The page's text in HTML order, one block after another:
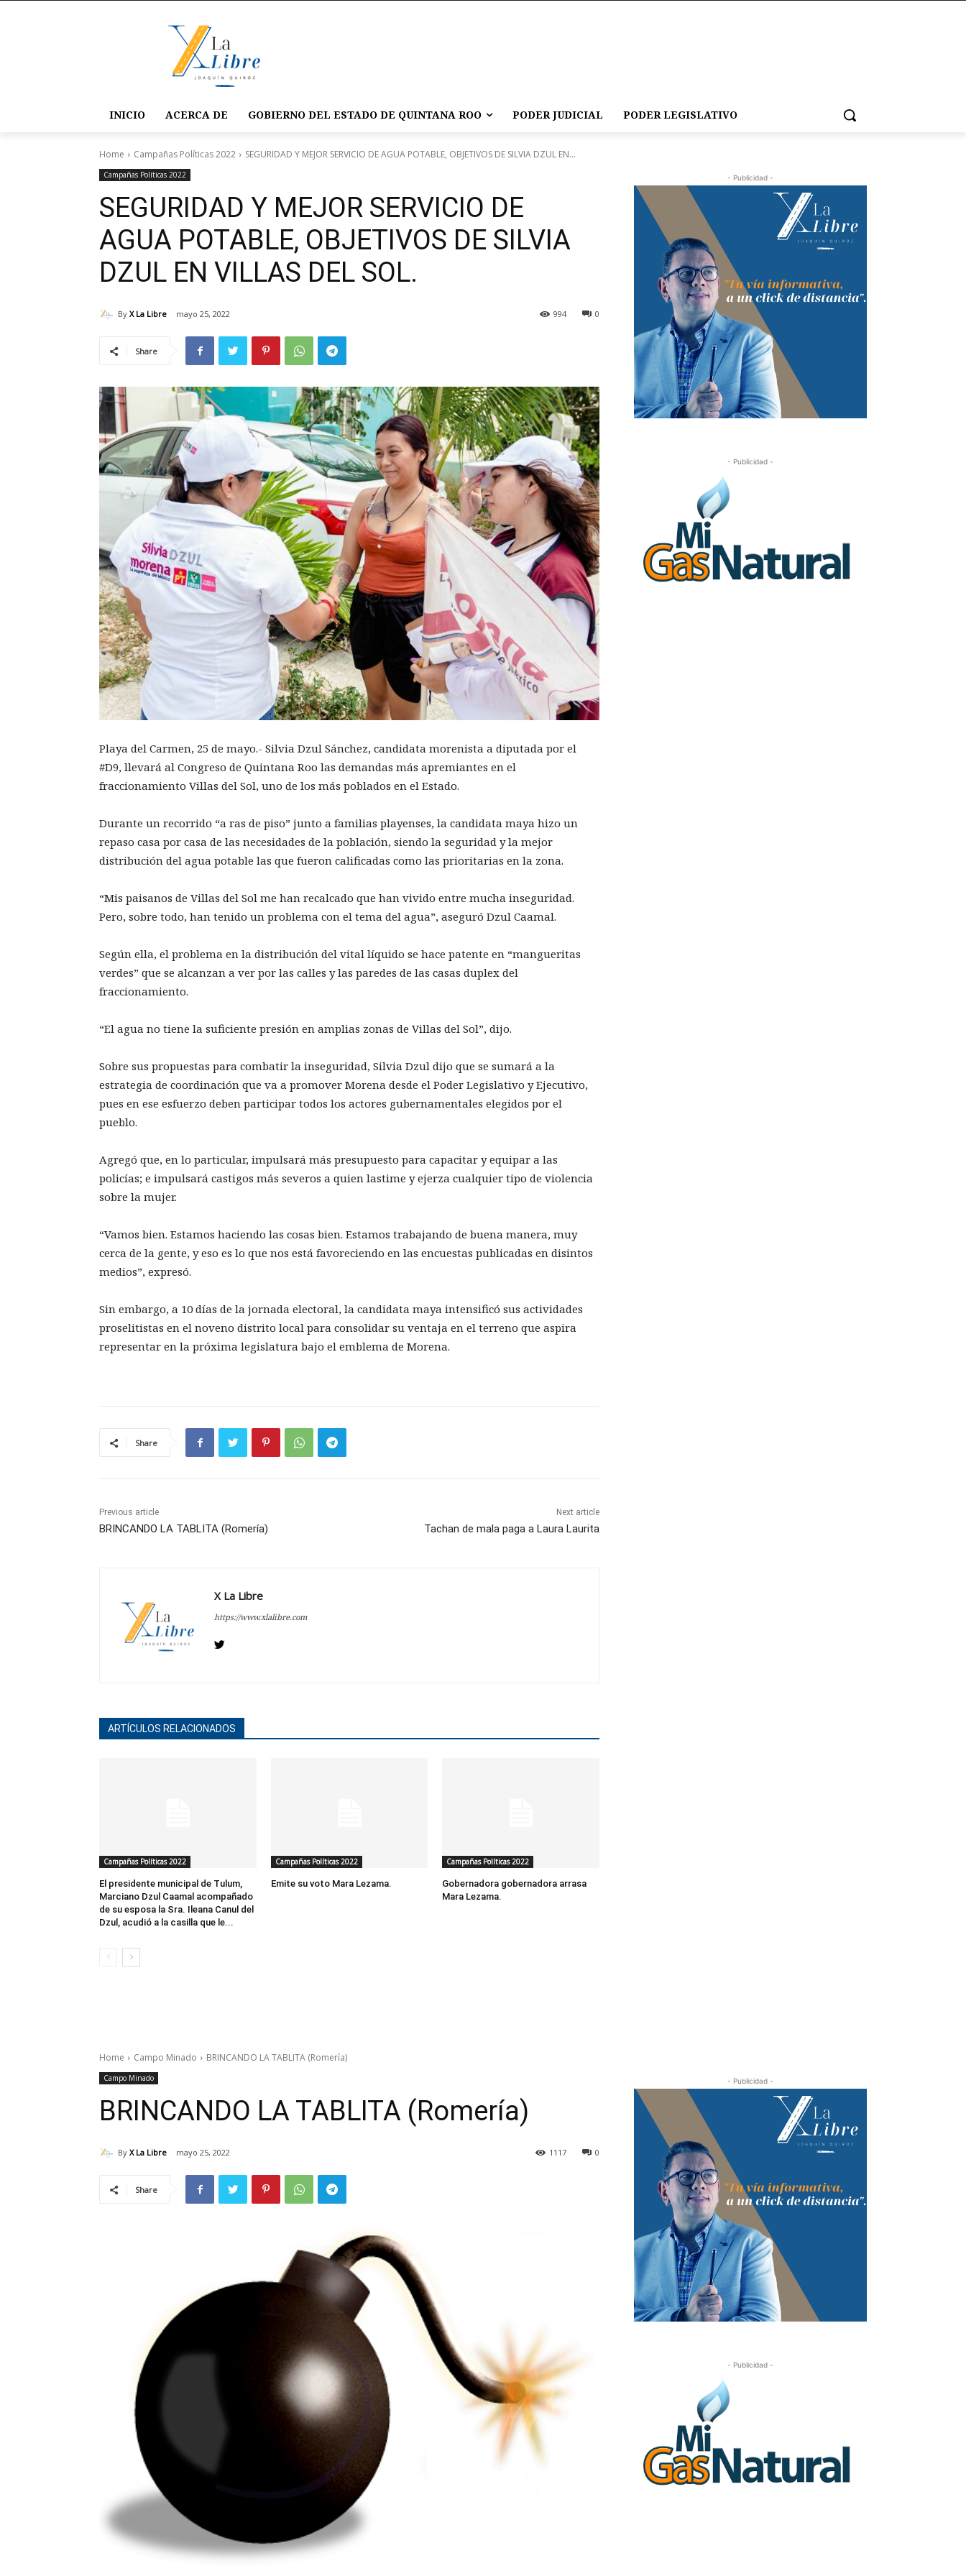
INICIO ACERCA DE GOBIERNO DEL ESTADO DE QUINTANA ROO PODER JUDICIAL PODER LEGISLATIVO
Home Campañas Políticas 2022 SEGURIDAD Y MEJOR SERVICIO DE AGUA POTABLE, OBJETIVOS DE SILVIA DZUL EN...
Campañas Políticas 2022
SEGURIDAD Y MEJOR SERVICIO DE
AGUA POTABLE, OBJETIVOS DE SILVIA
DZUL EN VILLAS DEL SOL.
By X La Libre mayo 25, 2022 0
994
Share
Playa del Carmen, 25 de mayo.- Silvia Dzul Sánchez, candidata morenista a diputada por el
#D9, llevará al Congreso de Quintana Roo las demandas más apremiantes en el
fraccionamiento Villas del Sol, uno de los más poblados en el Estado.
Durante un recorrido “a ras de piso” junto a familias playenses, la candidata maya hizo un
repaso casa por casa de las necesidades de la población, siendo la seguridad y la mejor
distribución del agua potable las que fueron calificadas como las prioritarias en la zona.
“Mis paisanos de Villas del Sol me han recalcado que han vivido entre mucha inseguridad.
Pero, sobre todo, han tenido un problema con el tema del agua”, aseguró Dzul Caamal.
Según ella, el problema en la distribución del vital líquido se hace patente en “mangueritas
verdes” que se alcanzan a ver por las calles y las paredes de las casas duplex del
fraccionamiento.
“El agua no tiene la suficiente presión en amplias zonas de Villas del Sol”, dijo.
Sobre sus propuestas para combatir la inseguridad, Silvia Dzul dijo que se sumará a la
estrategia de coordinación que va a promover Morena desde el Poder Legislativo y Ejecutivo,
pues en ese esfuerzo deben participar todos los actores gubernamentales elegidos por el
pueblo.
Agregó que, en lo particular, impulsará más presupuesto para capacitar y equipar a las
policías; e impulsará castigos más severos a quien lastime y ejerza cualquier tipo de violencia
sobre la mujer.
“Vamos bien. Estamos haciendo las cosas bien. Estamos trabajando de buena manera, muy
cerca de la gente, y eso es lo que nos está favoreciendo en las encuestas publicadas en disintos
medios”, expresó.
Sin embargo, a 10 días de la jornada electoral, la candidata maya intensificó sus actividades
proselitistas en el noveno distrito local para consolidar su ventaja en el terreno que aspira
representar en la próxima legislatura bajo el emblema de Morena.
Share
Previous article
BRINCANDO LA TABLITA (Romería)
Next article
Tachan de mala paga a Laura Laurita
X La Libre
https://www.xlalibre.com
ARTÍCULOS RELACIONADOS
Campañas Políticas 2022
El presidente municipal de Tulum,
Marciano Dzul Caamal acompañado
de su esposa la Sra. Ileana Canul del
Dzul, acudió a la casilla que le...
Campañas Políticas 2022
Emite su voto Mara Lezama.
Campañas Políticas 2022
Gobernadora gobernadora arrasa
Mara Lezama.
- Publicidad -
- Publicidad -